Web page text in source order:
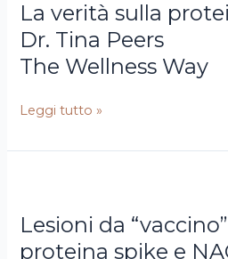
La verità sulla
Dr. Tina Peers
The Wellness Way
sulla
proteina
spike
Peers
The
Way
Leggi tutto »
Lesioni da
proteina spike e
“vaccino”
Covid,
Peers
and